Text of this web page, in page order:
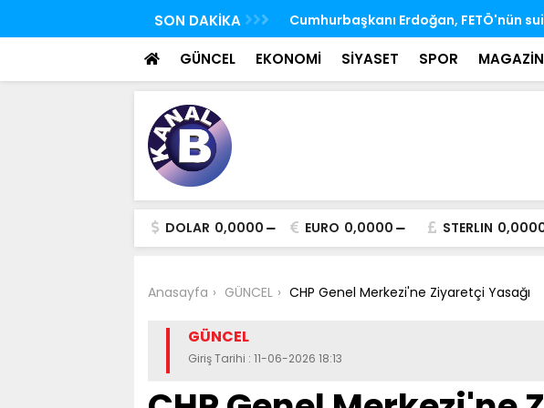
SON DAKİKA
FETÖ'nün suikast timindeki Burkay
TBMM Genel Kurulu'nda ihtisas
seçim yapıldı
GÜNCEL EKONOMİ SİYASET SPOR MAGAZİN
DOLAR 0,0000 EURO 0,0000 STERLIN
Anasayfa GÜNCEL CHP Genel Merkezi'ne Ziyaretçi Yasağı
GÜNCEL
Giriş Tarihi : 11-06-2026 18:13